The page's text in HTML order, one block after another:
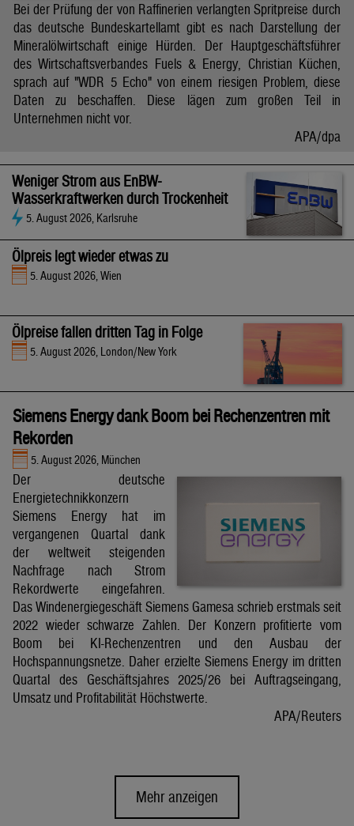
Bei der Prüfung der von Raffinerien verlangten Spritpreise durch
das deutsche Bundeskartellamt gibt es nach Darstellung der
Mineralölwirtschaft einige Hürden. Der Hauptgeschäftsführer
des Wirtschaftsverbandes Fuels & Energy, Christian Küchen,
sprach auf "WDR 5 Echo" von einem riesigen Problem, diese
Daten zu beschaffen. Diese lägen zum großen Teil in
Unternehmen nicht vor.
APA/dpa
Weniger Strom aus EnBW-
Wasserkraftwerken durch Trockenheit
5. August 2026, Karlsruhe
Ölpreis legt wieder etwas zu
5. August 2026, Wien
Ölpreise fallen dritten Tag in Folge
5. August 2026, London/New York
Siemens Energy dank Boom bei Rechenzentren mit
Rekorden
5. August 2026, München
Der deutsche
Energietechnikkonzern
Siemens Energy hat im
vergangenen Quartal dank
der weltweit steigenden
Nachfrage nach Strom
Rekordwerte eingefahren.
Das Windenergiegeschäft Siemens Gamesa schrieb erstmals seit
2022 wieder schwarze Zahlen. Der Konzern profitierte vom
Boom bei KI-Rechenzentren und den Ausbau der
Hochspannungsnetze. Daher erzielte Siemens Energy im dritten
Quartal des Geschäftsjahres 2025/26 bei Auftragseingang,
Umsatz und Profitabilität Höchstwerte.
APA/Reuters
Mehr anzeigen